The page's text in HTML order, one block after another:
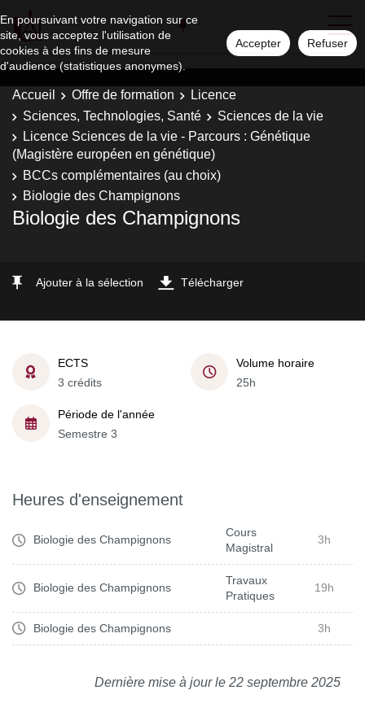
En poursuivant votre navigation sur ce
site, vous acceptez l'utilisation de
cookies à des fins de mesure
d'audience (statistiques anonymes).
Accepter Refuser
Accueil Offre de formation
Licence
Sciences, Technologies, Santé
Sciences de la vie
Licence Sciences de la vie - Parcours : Génétique
(Magistère européen en génétique)
BCCs complémentaires (au choix)
Biologie des Champignons
Biologie des Champignons
Ajouter à la sélection Télécharger
ECTS
3 crédits
Volume horaire
25h
Période de l'année
Semestre 3
Heures d'enseignement
Biologie des Champignons
Cours
Magistral
3h
Biologie des Champignons
Travaux
Pratiques
19h
Biologie des Champignons 3h
Dernière mise à jour le 22 septembre 2025